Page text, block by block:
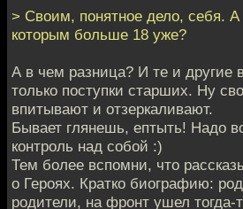
> Своим, понятное дело, себя.
которым больше 18 уже?
А в чем разница? И те и другие
только поступки старших. Ну
впитывают и отзеркаливают.
Бывает глянешь, ептыть! Надо
контроль над собой :)
Тем более вспомни, что
о Героях. Кратко биографию:
родители, на фронт ушел тогда-